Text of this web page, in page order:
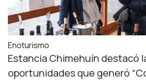
Enoturismo
Estancia Chimehuín destacó
oportunidades que generó